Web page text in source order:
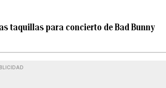
taquillas para concierto de Bad Bunny